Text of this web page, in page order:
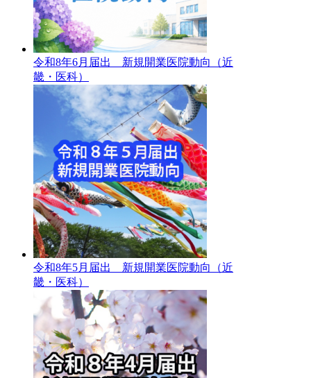
令和8年6月届出 新規開業医院動向（近
畿・医科）
令和8年5月届出 新規開業医院動向（近
畿・医科）